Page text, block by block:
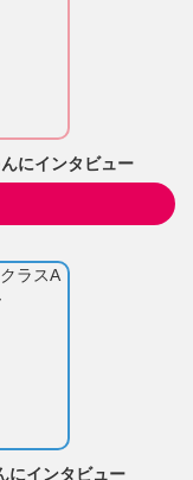
にインタビュー
にインタビュー